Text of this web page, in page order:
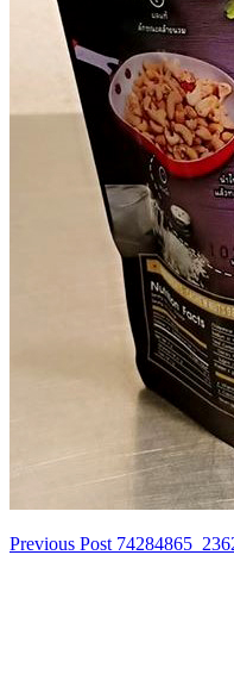
เมนู
Previous Post